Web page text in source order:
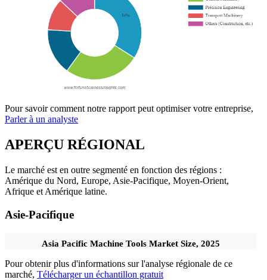
Pour savoir comment notre rapport peut optimiser votre entreprise,
Parler à un analyste
APERÇU RÉGIONAL
Le marché est en outre segmenté en fonction des régions :
Amérique du Nord, Europe, Asie-Pacifique, Moyen-Orient,
Afrique et Amérique latine.
Asie-Pacifique
Asia Pacific Machine Tools Market Size, 2025
Pour obtenir plus d'informations sur l'analyse régionale de ce
marché, Télécharger un échantillon gratuit